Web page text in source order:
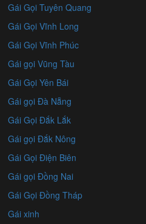
Gái Gọi Tuyên Quang
Gái Gọi Vĩnh Long
Gái Gọi Vĩnh Phúc
Gái gọi Vũng Tàu
Gái Gọi Yên Bái
Gái gọi Đà Nẵng
Gái Gọi Đắk Lắk
Gái gọi Đắk Nông
Gái Gọi Điện Biên
Gái gọi Đồng Nai
Gái Gọi Đồng Tháp
Gái xinh